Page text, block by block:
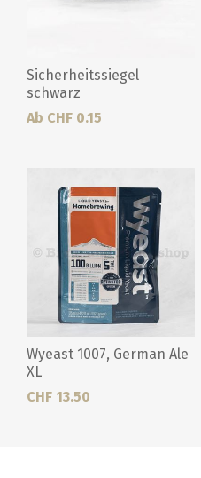
Sicherheitssiegel
schwarz
Ab CHF 0.15
Wyeast 1007, German Ale
XL
CHF 13.50